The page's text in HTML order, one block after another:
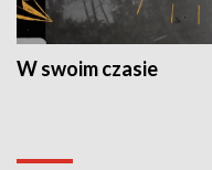
W swoim czasie